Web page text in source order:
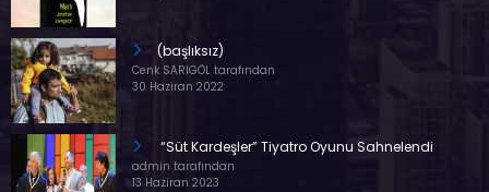
(başlıksız)
Cenk SARIGÖL tarafından
30 Haziran 2022
“Süt Kardeşler” Tiyatro Oyunu Sahnelendi
admin tarafından
13 Haziran 2023